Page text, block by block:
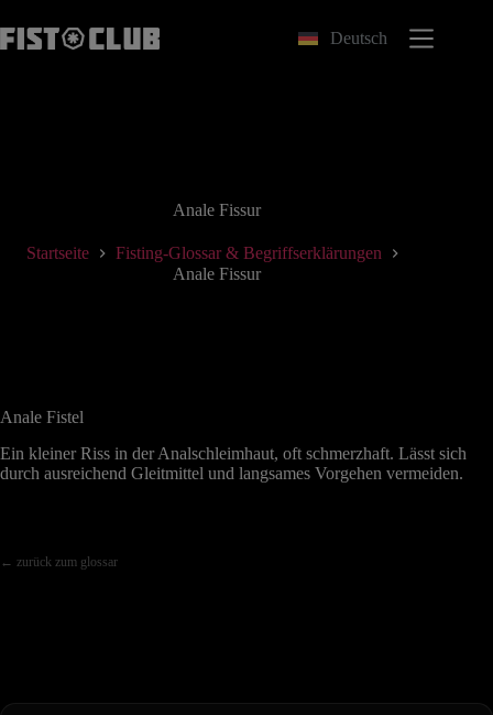
Inhalt
springen
Deutsch
Anale Fissur
Startseite
Fisting-Glossar & Begriffserklärungen
Anale Fissur
Anale Fistel
Ein kleiner Riss in der Analschleimhaut, oft schmerzhaft. Lässt sich
durch ausreichend Gleitmittel und langsames Vorgehen vermeiden.
← zurück zum glossar